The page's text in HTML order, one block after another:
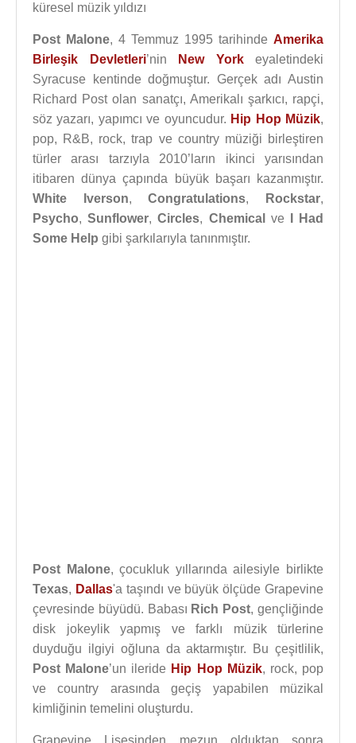
küresel müzik yıldızı
Post Malone, 4 Temmuz 1995 tarihinde Amerika
Birleşik Devletleri’nin New Yorkeyaletindeki
Syracuse kentinde doğmuştur. Gerçek adı Austin
Richard Post olan sanatçı, Amerikalı şarkıcı, rapçi,
söz yazarı, yapımcı ve oyuncudur. Hip Hop Müzik,
pop, R&B, rock, trap ve country müziği birleştiren
türler arası tarzıyla 2010’ların ikinci yarısından
itibaren dünya çapında büyük başarı kazanmıştır.
White Iverson,Congratulations, Rockstar,
Psycho,Sunflower,Circles, Chemical ve
I Had
Some Help gibi şarkılarıyla tanınmıştır.
Post Malone, çocukluk yıllarında ailesiyle birlikte
Texas, Dallas'a taşındı ve büyük ölçüde Grapevine
çevresinde büyüdü. Babası Rich Post, gençliğinde
disk jokeylik yapmış ve farklı müzik türlerine
duyduğu ilgiyi oğluna da aktarmıştır. Bu çeşitlilik,
Post Malone’un ileride Hip Hop Müzik, rock, pop
ve country arasında geçiş yapabilen müzikal
kimliğinin temelini oluşturdu.
Grapevine Lisesinden mezun olduktan sonra